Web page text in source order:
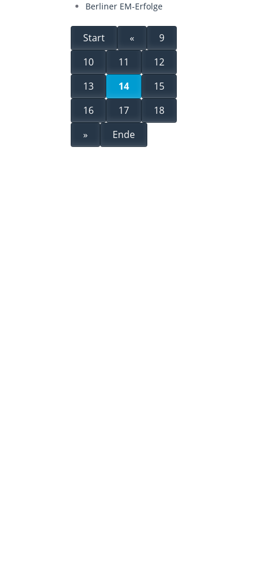
Berliner EM-Erfolge
Start «
9
10
11
12
13
14
15
16
17
18
»
Ende